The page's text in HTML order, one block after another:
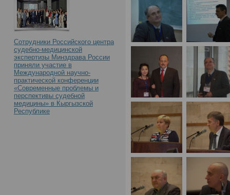
Сотрудники Российского центра
судебно-медицинской
экспертизы Минздрава России
приняли участие в
Международной научно-
практической конференции
«Современные проблемы и
перспективы судебной
медицины» в Кыргызской
Республике